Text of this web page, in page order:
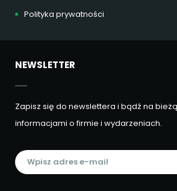
Polityka prywatności
NEWSLETTER
Zapisz się do newslettera i bądź na
informacjami o firmie i wydarzeniach.